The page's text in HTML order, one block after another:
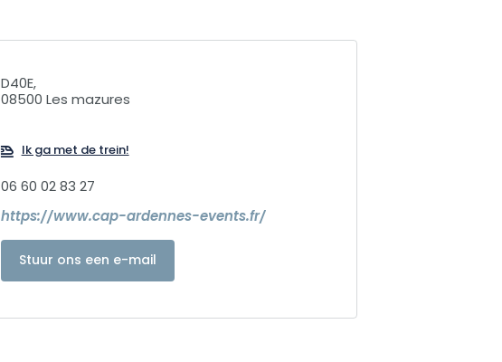
D40E,
08500 Les mazures
Ik ga met de trein!
06 60 02 83 27
https://www.cap-ardennes-events.fr/
Stuur ons een e-mail